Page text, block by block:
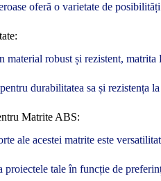
oferă o varietate de
robust și rezistent, matrita
durabilitatea sa și rezistența
Matrite ABS:
ale acestei matrite este
proiectele tale în funcție de